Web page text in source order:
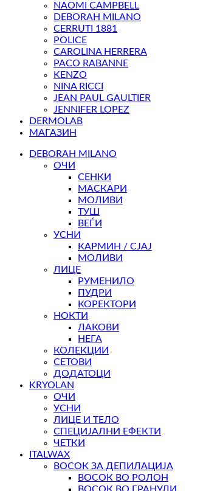
NAOMI CAMPBELL
DEBORAH MILANO
CERRUTI 1881
POLICE
CAROLINA HERRERA
PACO RABANNE
KENZO
NINA RICCI
JEAN PAUL GAULTIER
JENNIFER LOPEZ
DERMOLAB
МАГАЗИН
DEBORAH MILANO
ОЧИ
СЕНКИ
МАСКАРИ
МОЛИВИ
ТУШ
ВЕЃИ
УСНИ
КАРМИН / СЈАЈ
МОЛИВИ
ЛИЦЕ
РУМЕНИЛО
ПУДРИ
КОРЕКТОРИ
НОКТИ
ЛАКОВИ
НЕГА
КОЛЕКЦИИ
СЕТОВИ
ДОДАТОЦИ
KRYOLAN
ОЧИ
УСНИ
ЛИЦЕ И ТЕЛО
СПЕЦИЈАЛНИ ЕФЕКТИ
ЧЕТКИ
ITALWAX
ВОСОК ЗА ДЕПИЛАЦИЈА
ВОСОК ВО РОЛОН